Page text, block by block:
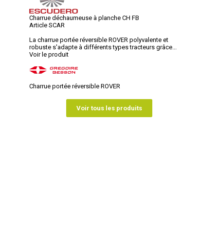
Charrue déchaumeuse à planche CH FB
Article SCAR
La charrue portée réversible ROVER polyvalente et
robuste s'adapte à différents types tracteurs grâce...
Voir le produit
Charrue portée réversible ROVER
Voir tous les produits